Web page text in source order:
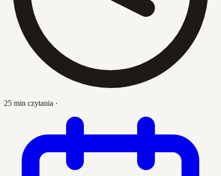
25 min czytania ·